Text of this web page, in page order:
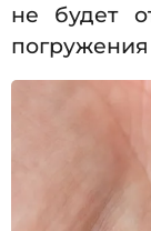
не будет
погружения